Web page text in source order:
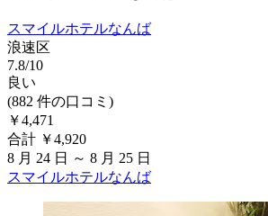
スマイルホテルなんば
浪速区
7.8/10
良い
(882 件の口コミ)
￥4,471
合計 ￥4,920
8 月 24 日 ～ 8 月 25 日
スマイルホテルなんば